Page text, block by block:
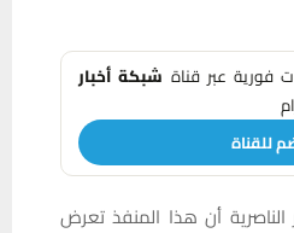
فورية عبر قناة شبكة أخبار
للقناة
الناصرية أن هذا المنفذ تعرض